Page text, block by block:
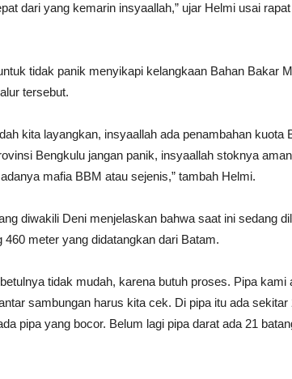
dari yang kemarin insyaallah,” ujar Helmi usai
tidak panik menyikapi kelangkaan Bahan Bakar
tersebut.
kita layangkan, insyaallah ada penambahan kuota
Bengkulu jangan panik, insyaallah stoknya
mafia BBM atau sejenis,” tambah Helmi.
diwakili Deni menjelaskan bahwa saat ini sedang
meter yang didatangkan dari Batam.
tidak mudah, karena butuh proses. Pipa kami
sambungan harus kita cek. Di pipa itu ada sekitar
pipa yang bocor. Belum lagi pipa darat ada 21